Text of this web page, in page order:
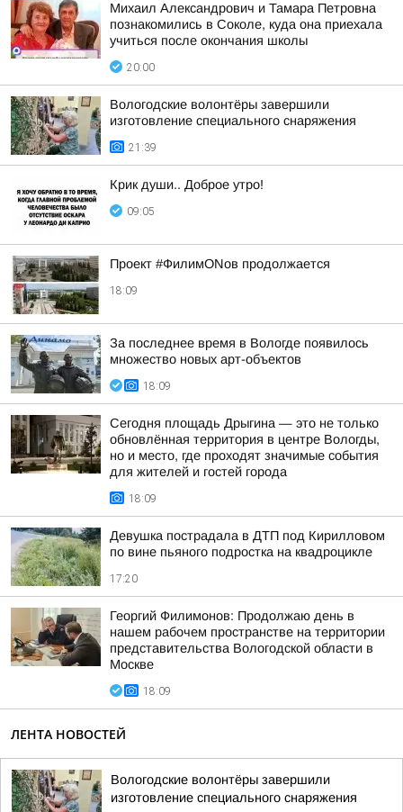
Михаил Александрович и Тамара Петровна
познакомились в Соколе, куда она приехала
учиться после окончания школы
20:00
Вологодские волонтёры завершили
изготовление специального снаряжения
21:39
Крик души.. Доброе утро!
09:05
Проект #ФилимONов продолжается
18:09
За последнее время в Вологде появилось
множество новых арт-объектов
18:09
Сегодня площадь Дрыгина — это не только
обновлённая территория в центре Вологды,
но и место, где проходят значимые события
для жителей и гостей города
18:09
Девушка пострадала в ДТП под Кирилловом
по вине пьяного подростка на квадроцикле
17:20
Георгий Филимонов: Продолжаю день в
нашем рабочем пространстве на территории
представительства Вологодской области в
Москве
18:09
ЛЕНТА НОВОСТЕЙ
Вологодские волонтёры завершили
изготовление специального снаряжения